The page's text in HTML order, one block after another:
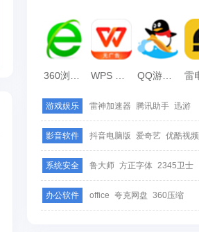
游戏娱乐 雷神加速器 腾讯助手 迅游
影音软件 抖音电脑版 爱奇艺 优酷视频
系统安全 鲁大师 方正字体 2345卫士
办公软件 office 夸克网盘 360压缩